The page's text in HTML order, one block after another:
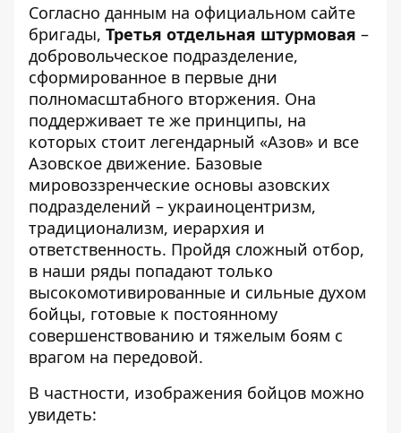
Согласно данным на официальном сайте
бригады, Третья отдельная штурмовая –
добровольческое подразделение,
сформированное в первые дни
полномасштабного вторжения. Она
поддерживает те же принципы, на
которых стоит легендарный «Азов» и все
Азовское движение. Базовые
мировоззренческие основы азовских
подразделений – украиноцентризм,
традиционализм, иерархия и
ответственность. Пройдя сложный отбор,
в наши ряды попадают только
высокомотивированные и сильные духом
бойцы, готовые к постоянному
совершенствованию и тяжелым боям с
врагом на передовой.
В частности, изображения бойцов можно
увидеть: